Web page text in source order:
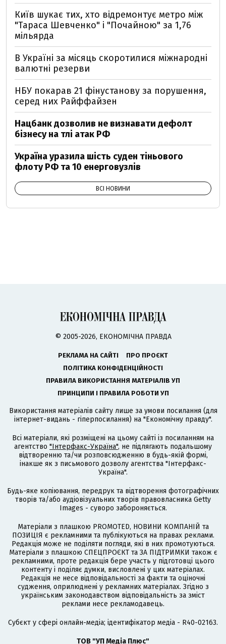
Київ шукає тих, хто відремонтує метро між
"Тараса Шевченко" і "Почайною" за 1,76
мільярда
В Україні за місяць скоротилися міжнародні
валютні резерви
НБУ покарав 21 фінустанову за порушення,
серед них Райффайзен
Нацбанк дозволив не визнавати дефолт
бізнесу на тлі атак РФ
Україна уразила шість суден тіньового
флоту РФ та 10 енерговузлів
ВСІ НОВИНИ
© 2005-2026, ЕКОНОМІЧНА ПРАВДА
РЕКЛАМА НА САЙТІ
ПРО ПРОЄКТ
ПОЛІТИКА КОНФІДЕНЦІЙНОСТІ
ПРАВИЛА ВИКОРИСТАННЯ МАТЕРІАЛІВ УП
ПРИНЦИПИ І ПРАВИЛА РОБОТИ УП
Використання матеріалів сайту лише за умови посилання (для
інтернет-видань - гіперпосилання) на "Економічну правду".
Всі матеріали, які розміщені на цьому сайті із посиланням на
агентство "Інтерфакс-Україна", не підлягають подальшому
відтворенню та/чи розповсюдженню в будь-якій формі,
інакше як з письмового дозволу агентства "Інтерфакс-
Україна".
Будь-яке копіювання, передрук та відтворення фотографічних
творів та/або аудіовізуальних творів правовласника Getty
Images - суворо забороняється.
Матеріали з плашкою PROMOTED, НОВИНИ КОМПАНІЙ та
ПОЗИЦІЯ є рекламними та публікуються на правах реклами.
Редакція може не поділяти погляди, які в них промотуються.
Матеріали з плашкою СПЕЦПРОЄКТ та ЗА ПІДТРИМКИ також є
рекламними, проте редакція бере участь у підготовці цього
контенту і поділяє думки, висловлені у цих матеріалах.
Редакція не несе відповідальності за факти та оціночні
судження, оприлюднені у рекламних матеріалах. Згідно з
українським законодавством відповідальність за зміст
реклами несе рекламодавець.
Cубєкт у сфері онлайн-медіа; ідентифікатор медіа - R40-02163.
ТОВ "УП Медіа Плюс"